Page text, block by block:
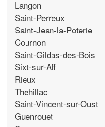
Langon
Saint-Perreux
Saint-Jean-la-Poterie
Cournon
Saint-Gildas-des-Bois
Sixt-sur-Aff
Rieux
Thehillac
Saint-Vincent-sur-Oust
Guenrouet